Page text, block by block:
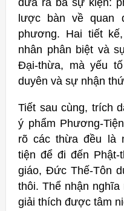
lược bàn về quan
phương. Hai tiết
nhân phân biệt và
Đại-thừa, mà yếu
duyên và sự nhận
Tiết sau cùng, trích
ý phẩm Phương-
rõ các thừa đều là
tiện để đi đến
giáo, Ðức Thế-Tôn
thôi.Thể nhận
giải thích được tâm